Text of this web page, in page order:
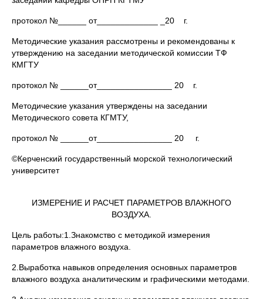
протокол №______ от_____________ _20 г.
Методические указания рассмотрены и рекомендованы к
утверждению на заседании методической комиссии ТФ
КМГТУ
протокол № ______от________________ 20 г.
Методические указания утверждены на заседании
Методического совета КГМТУ,
протокол № ______от________________ 20 г.
©Керченский государственный морской технологический
университет
ИЗМЕРЕНИЕ И РАСЧЕТ ПАРАМЕТРОВ ВЛАЖНОГО
ВОЗДУХА.
Цель работы:1.Знакомство с методикой измерения
параметров влажного воздуха.
2.Выработка навыков определения основных параметров
влажного воздуха аналитическим и графическими методами.